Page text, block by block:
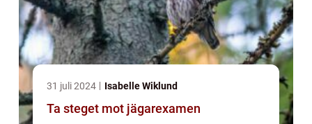
31 juli 2024 Isabelle Wiklund
Ta steget mot jägarexamen